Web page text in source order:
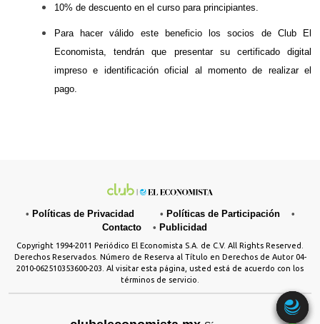
10% de descuento en el curso para principiantes.
Para hacer válido este beneficio los socios de Club El
Economista, tendrán que presentar su certificado digital
impreso e identificación oficial al momento de realizar el
pago.
• Políticas de Privacidad • Políticas de Participación•
Contacto• Publicidad
Copyright 1994-2011 Periódico El Economista S.A. de C.V. All Rights Reserved.
Derechos Reservados. Número de Reserva al Título en Derechos de Autor 04-
2010-062510353600-203. Al visitar esta página, usted está de acuerdo con los
términos de servicio.